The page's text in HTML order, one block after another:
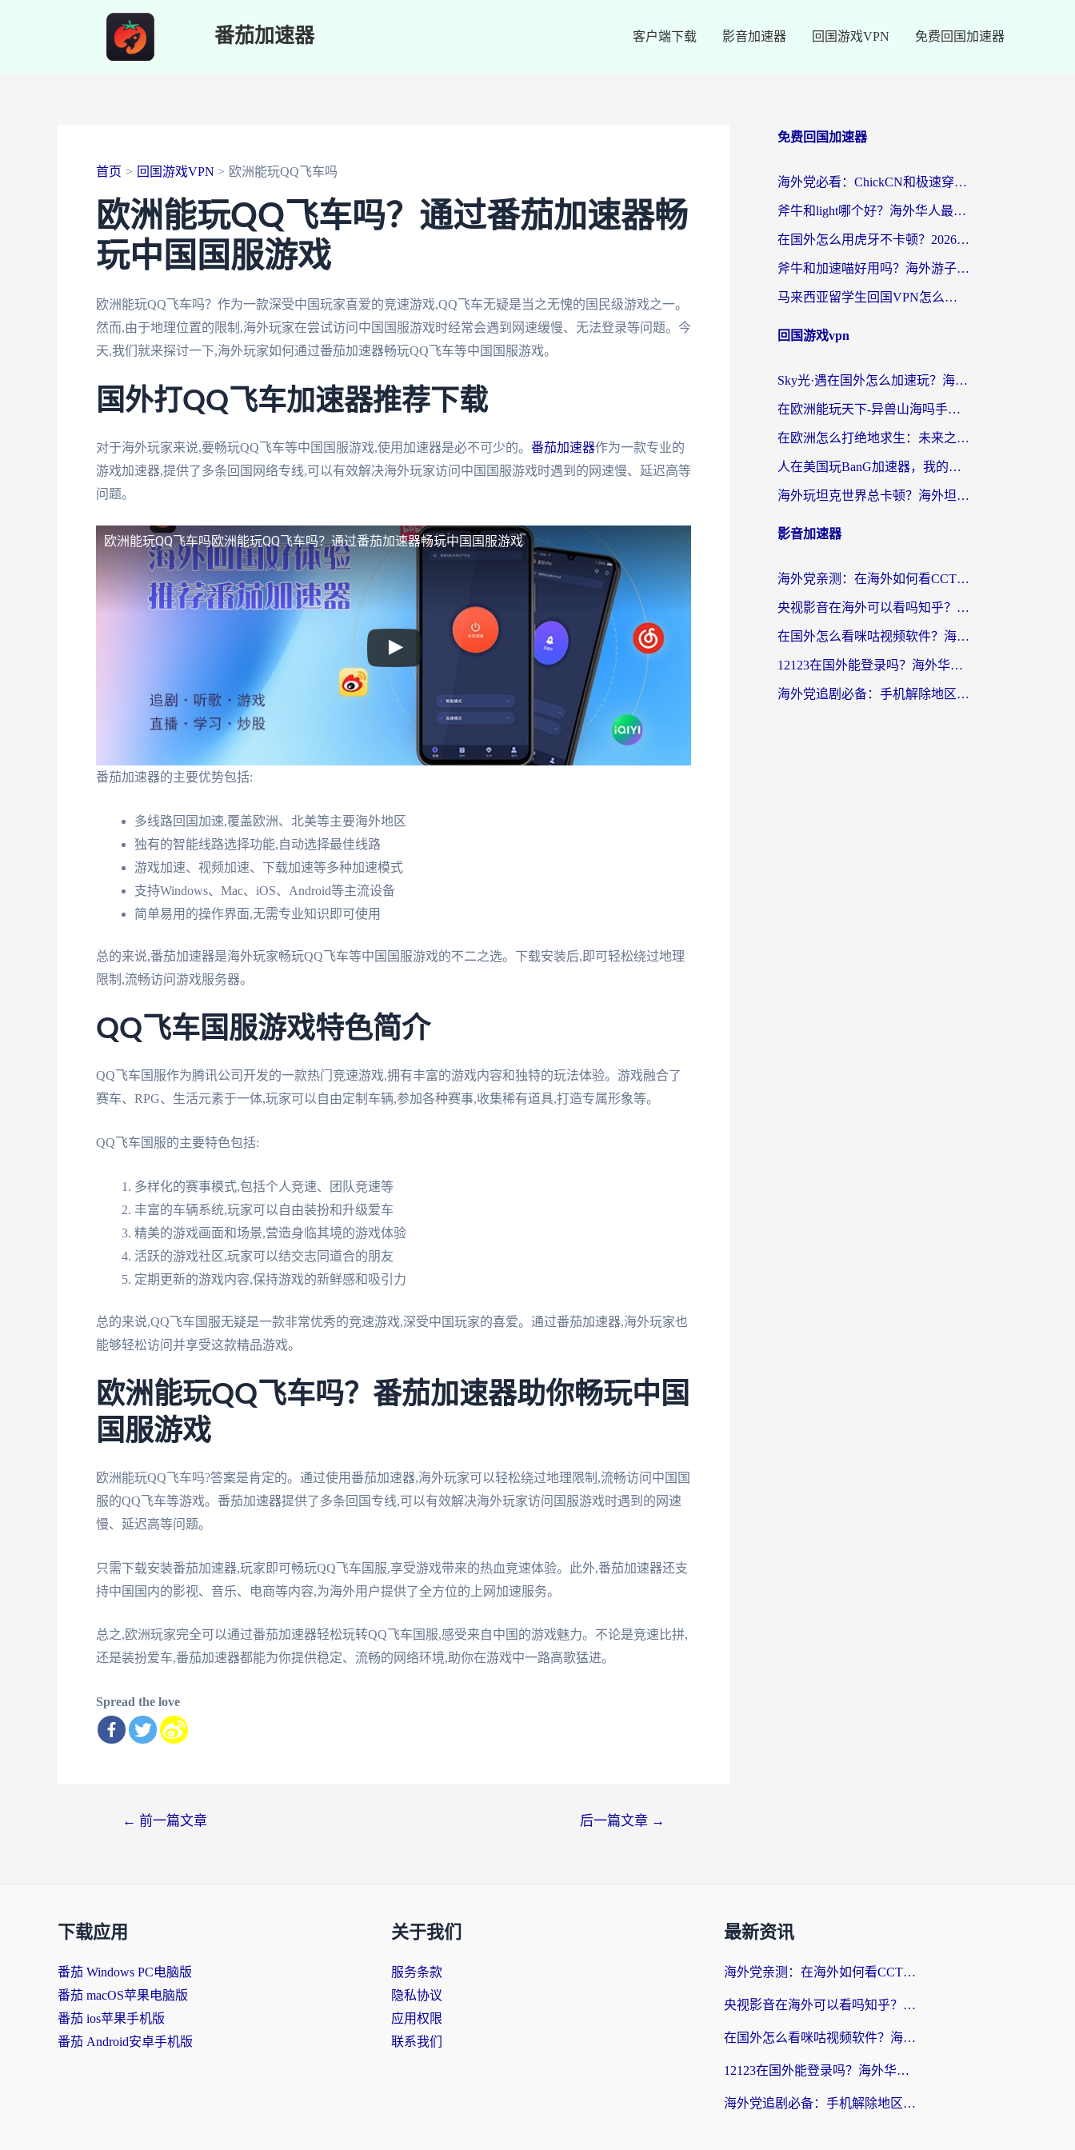
番茄加速器 客户端下载 影音加速器 回国游戏VPN 免费回国加速器
首页 回国游戏VPN 欧洲能玩QQ飞车吗
欧洲能玩QQ飞车吗？通过番茄加速器畅
玩中国国服游戏
欧洲能玩QQ飞车吗？作为一款深受中国玩家喜爱的竞速游戏,QQ飞车无疑是当之无愧的国民级游戏之一。
然而,由于地理位置的限制,海外玩家在尝试访问中国国服游戏时经常会遇到网速缓慢、无法登录等问题。今
天,我们就来探讨一下,海外玩家如何通过番茄加速器畅玩QQ飞车等中国国服游戏。
国外打QQ飞车加速器推荐下载
对于海外玩家来说,要畅玩QQ飞车等中国国服游戏,使用加速器是必不可少的。 番茄加速器作为一款专业的
游戏加速器,提供了多条回国网络专线,可以有效解决海外玩家访问中国国服游戏时遇到的网速慢、延迟高等
问题。
欧洲能玩QQ飞车吗欧洲能玩QQ飞车吗？通过番茄加速器畅玩中国国服游戏
番茄加速器的主要优势包括:
多线路回国加速,覆盖欧洲、北美等主要海外地区
独有的智能线路选择功能,自动选择最佳线路
游戏加速、视频加速、下载加速等多种加速模式
支持Windows、Mac、iOS、Android等主流设备
简单易用的操作界面,无需专业知识即可使用
总的来说,番茄加速器是海外玩家畅玩QQ飞车等中国国服游戏的不二之选。下载安装后,即可轻松绕过地理
限制,流畅访问游戏服务器。
QQ飞车国服游戏特色简介
QQ飞车国服作为腾讯公司开发的一款热门竞速游戏,拥有丰富的游戏内容和独特的玩法体验。游戏融合了
赛车、RPG、生活元素于一体,玩家可以自由定制车辆,参加各种赛事,收集稀有道具,打造专属形象等。
QQ飞车国服的主要特色包括:
多样化的赛事模式,包括个人竞速、团队竞速等
丰富的车辆系统,玩家可以自由装扮和升级爱车
精美的游戏画面和场景,营造身临其境的游戏体验
活跃的游戏社区,玩家可以结交志同道合的朋友
定期更新的游戏内容,保持游戏的新鲜感和吸引力
总的来说,QQ飞车国服无疑是一款非常优秀的竞速游戏,深受中国玩家的喜爱。通过番茄加速器,海外玩家也
能够轻松访问并享受这款精品游戏。
欧洲能玩QQ飞车吗？番茄加速器助你畅玩中国
国服游戏
欧洲能玩QQ飞车吗?答案是肯定的。通过使用番茄加速器,海外玩家可以轻松绕过地理限制,流畅访问中国国
服的QQ飞车等游戏。番茄加速器提供了多条回国专线,可以有效解决海外玩家访问国服游戏时遇到的网速
慢、延迟高等问题。
只需下载安装番茄加速器,玩家即可畅玩QQ飞车国服,享受游戏带来的热血竞速体验。此外,番茄加速器还支
持中国国内的影视、音乐、电商等内容,为海外用户提供了全方位的上网加速服务。
总之,欧洲玩家完全可以通过番茄加速器轻松玩转QQ飞车国服,感受来自中国的游戏魅力。不论是竞速比拼,
还是装扮爱车,番茄加速器都能为你提供稳定、流畅的网络环境,助你在游戏中一路高歌猛进。
Spread the love
← 前一篇文章 后一篇文章 →
免费回国加速器
海外党必看：ChickCN和极速穿梭VPN好用吗？3招教你选对回国加速器无缝刷国内资源
斧牛和light哪个好？海外华人最关心的回国加速器选择难题，一篇讲透
在国外怎么用虎牙不卡顿？2026海外华人亲测有效的回国加速器选择指南
斧牛和加速喵好用吗？海外游子的真实选择困境
马来西亚留学生回国VPN怎么选？3个避坑点+1款实测好用的加速器推荐
回国游戏vpn
Sky光·遇在国外怎么加速玩？海外党亲测有效的国服游戏加速指南
在欧洲能玩天下-异兽山海吗手游？海外玩家的加速器生存指南
在欧洲怎么打绝地求生：未来之役不卡？留学生亲测的加速器避坑指南
人在美国玩BanG加速器，我的延迟终于绿了
海外玩坦克世界总卡顿？海外坦克世界加速器有哪些？实测好用的选择在这里
影音加速器
海外党亲测：在海外如何看CCTV？告别“仅限大陆播放”的实用指南
央视影音在海外可以看吗知乎？留学生亲测：3步解决地域限制+追剧自由
在国外怎么看咪咕视频软件？海外党亲测有效的回国加速方案
12123在国外能登录吗？海外华人必看的回国加速实用指南
海外党追剧必备：手机解除地区限制app怎么选？解决央视视频&国内剧地区限制全指南
下载应用
番茄 Windows PC电脑版
番茄 macOS苹果电脑版
番茄 ios苹果手机版
番茄 Android安卓手机版
关于我们
服务条款
隐私协议
应用权限
联系我们
最新资讯
海外党亲测：在海外如何看CCTV？告别“仅限大陆播放”的实用指南
央视影音在海外可以看吗知乎？留学生亲测：3步解决地域限制+追剧自由
在国外怎么看咪咕视频软件？海外党亲测有效的回国加速方案
12123在国外能登录吗？海外华人必看的回国加速实用指南
海外党追剧必备：手机解除地区限制app怎么选？解决央视视频&国内剧地区限制全指南